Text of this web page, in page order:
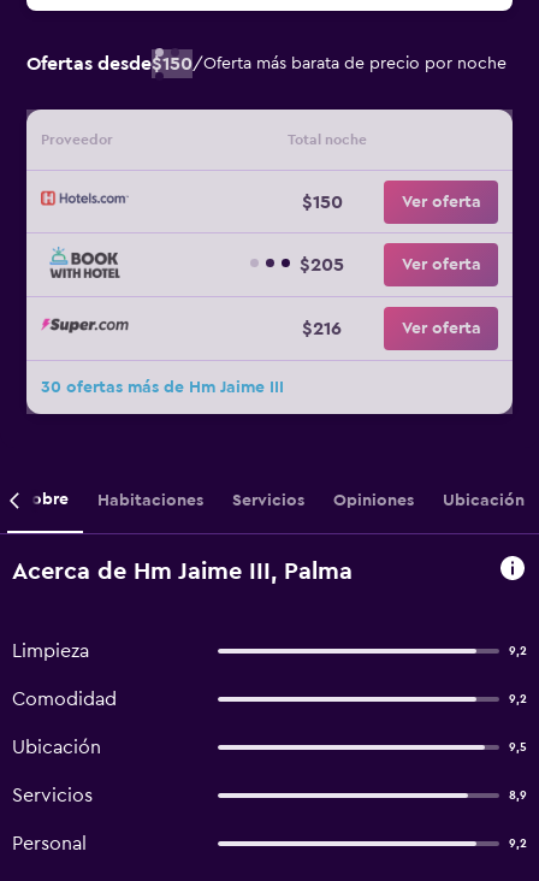
Ofertas desde$150/Oferta más barata de precio por noche
Proveedor Total noche
$150 Ver oferta
$205 Ver oferta
$216 Ver oferta
30 ofertas más de Hm Jaime III
Sobre Habitaciones Servicios Opiniones Ubicación
Acerca de Hm Jaime III, Palma
Limpieza 9,2
Comodidad 9,2
Ubicación 9,5
Servicios 8,9
Personal 9,2